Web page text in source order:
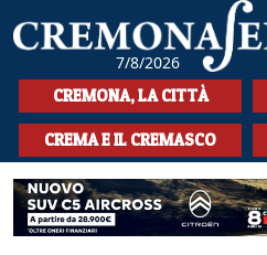
7/8/2026
HOME
CRONACA
SPORT
LA MUSICA
CREMONA, LA CITTÀ
CREMA E IL CREMASCO